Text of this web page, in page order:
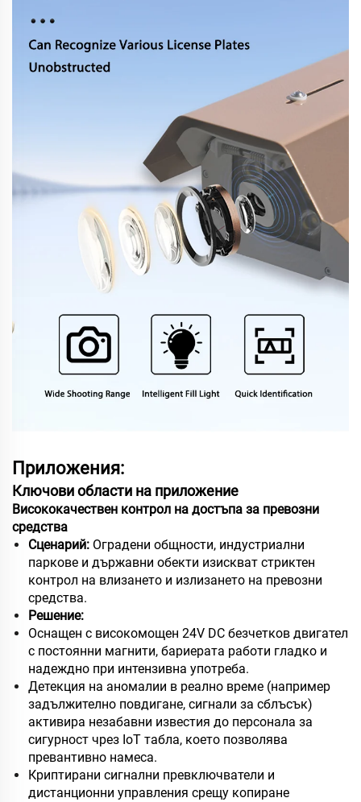
Приложения:
Ключови области на приложение
Висококачествен контрол на достъпа за превозни
средства
Сценарий: Оградени общности, индустриални
паркове и държавни обекти изискват стриктен
контрол на влизането и излизането на превозни
средства.
Решение:
Оснащен с високомощен 24V DC безчетков двигател
с постоянни магнити, бариерата работи гладко и
надеждно при интензивна употреба.
Детекция на аномалии в реално време (например
задължително повдигане, сигнали за сблъсък)
активира незабавни известия до персонала за
сигурност чрез IoT табла, което позволява
превантивно намеса.
Криптирани сигнални превключватели и
дистанционни управления срещу копиране